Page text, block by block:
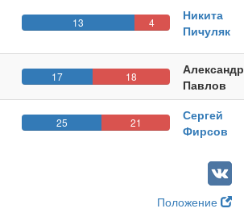
13 4
Никита
Пичуляк
17 18
Александр
Павлов
25 21
Сергей
Фирсов
Положение